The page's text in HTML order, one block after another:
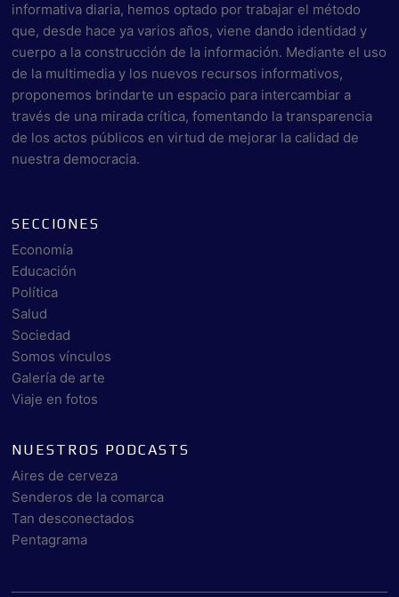
informativa diaria, hemos optado por trabajar el método
que, desde hace ya varios años, viene dando identidad y
cuerpo a la construcción de la información. Mediante el uso
de la multimedia y los nuevos recursos informativos,
proponemos brindarte un espacio para intercambiar a
través de una mirada crítica, fomentando la transparencia
de los actos públicos en virtud de mejorar la calidad de
nuestra democracia.
SECCIONES
Economía
Educación
Política
Salud
Sociedad
Somos vínculos
Galería de arte
Viaje en fotos
NUESTROS PODCASTS
Aires de cerveza
Senderos de la comarca
Tan desconectados
Pentagrama